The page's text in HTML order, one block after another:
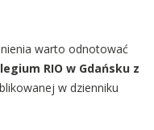
warto odnotować
RIO w Gdańsku z
w dzienniku